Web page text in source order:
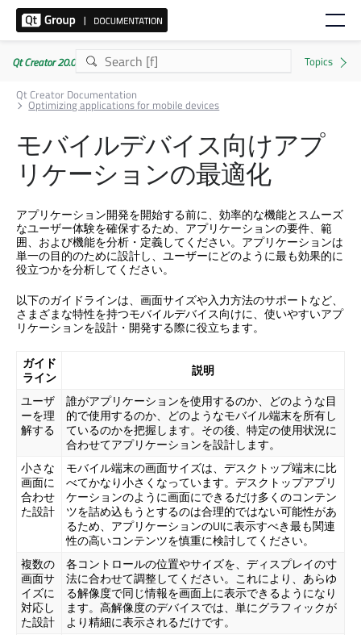
Qt Creator 20.0.1
Qt Creator Documentation
Optimizing applications for mobile devices
モバイルデバイス向けアプ
リケーションの最適化
アプリケーション開発を開始する前に、効率的な機能とスムーズ
なユーザー体験を確保するため、アプリケーションの要件、範
囲、および機能を分析・定義してください。アプリケーションは
単一の目的のために設計し、ユーザーにどのように最も効果的に
役立つかを分析してください。
以下のガイドラインは、画面サイズや入力方法のサポートなど、
さまざまな特性を持つモバイルデバイス向けに、使いやすいアプ
リケーションを設計・開発する際に役立ちます。
ガイド
ライン
説明
ユーザ
ーを理
解する
誰がアプリケーションを使用するのか、どのような目
的で使用するのか、どのようなモバイル端末を所有し
ているのかを把握します。その後、特定の使用状況に
合わせてアプリケーションを設計します。
小さな
画面に
合わせ
た設計
モバイル端末の画面サイズは、デスクトップ端末に比
べてかなり小さくなっています。デスクトップアプリ
ケーションのように画面にできるだけ多くのコンテン
ツを詰め込もうとするのは合理的ではない可能性があ
るため、アプリケーションのUIに表示すべき最も関連
性の高いコンテンツを慎重に検討してください。
複数の
画面サ
イズに
対応し
た設計
各コントロールの位置やサイズを、ディスプレイの寸
法に合わせて調整してください。これにより、あらゆ
る解像度で同じ情報を画面上に表示できるようになり
ます。高解像度のデバイスでは、単にグラフィックが
より精細に表示されるだけです。